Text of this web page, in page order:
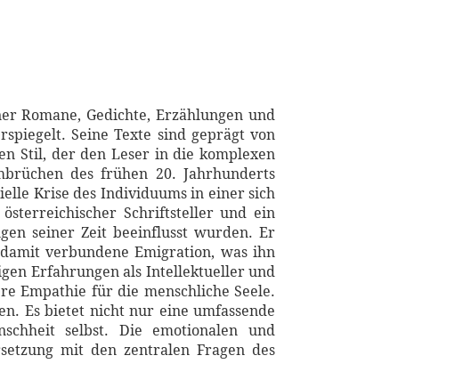
Romane, Gedichte, Erzählungen und
Seine Texte sind geprägt von
Stil, der den Leser in die komplexen
des frühen 20. Jahrhunderts
Krise des Individuums in einer sich
Schriftsteller und ein
seiner Zeit beeinflusst wurden. Er
verbundene Emigration, was ihn
Erfahrungen als Intellektueller und
Empathie für die menschliche Seele.
Es bietet nicht nur eine umfassende
selbst. Die emotionalen und
mit den zentralen Fragen des